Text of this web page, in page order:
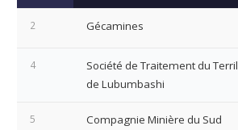
2 Gécamines
4
Société de Traitement du Terril
de Lubumbashi
5
Compagnie Minière du Sud